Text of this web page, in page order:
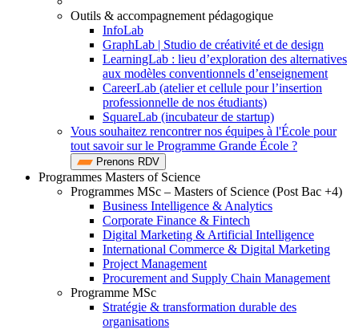
Outils & accompagnement pédagogique
InfoLab
GraphLab | Studio de créativité et de design
LearningLab : lieu d’exploration des alternatives
aux modèles conventionnels d’enseignement
CareerLab (atelier et cellule pour l’insertion
professionnelle de nos étudiants)
SquareLab (incubateur de startup)
Vous souhaitez rencontrer nos équipes à l'École pour
tout savoir sur le Programme Grande École ?
Prenons RDV
Programmes Masters of Science
Programmes MSc – Masters of Science (Post Bac +4)
Business Intelligence & Analytics
Corporate Finance & Fintech
Digital Marketing & Artificial Intelligence
International Commerce & Digital Marketing
Project Management
Procurement and Supply Chain Management
Programme MSc
Stratégie & transformation durable des
organisations